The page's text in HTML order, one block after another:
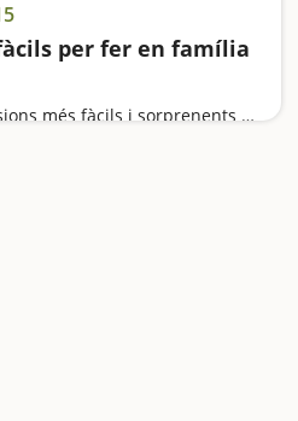
per fer en família
Busquem les excursions més fàcils i sorprenents per fer en família